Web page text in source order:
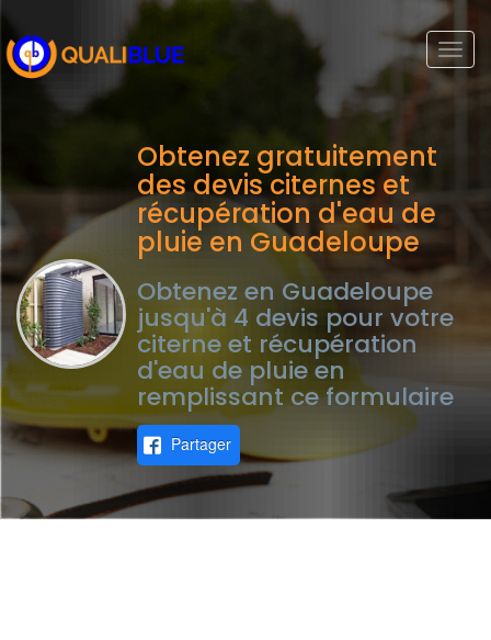
Obtenez gratuitement
des devis citernes et
récupération d'eau de
pluie en Guadeloupe
Obtenez en Guadeloupe
jusqu'à 4 devis pour votre
citerne et récupération
d'eau de pluie en
remplissant ce formulaire
Partager